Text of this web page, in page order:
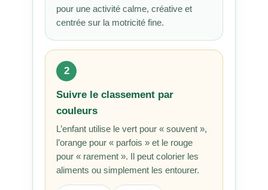
pour une activité calme, créative et
centrée sur la motricité fine.
2
Suivre le classement par
couleurs
L’enfant utilise le vert pour « souvent »,
l’orange pour « parfois » et le rouge
pour « rarement ». Il peut colorier les
aliments ou simplement les entourer.